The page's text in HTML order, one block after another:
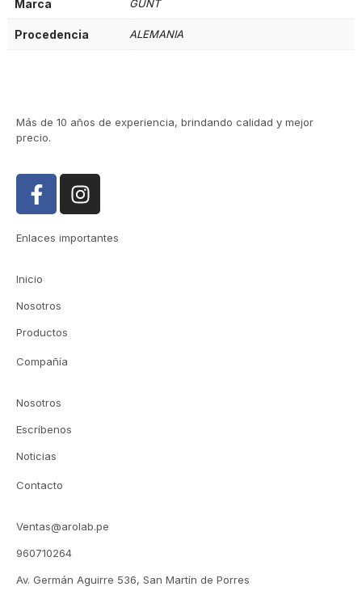
Marca GUNT
Procedencia ALEMANIA
Más de 10 años de experiencia, brindando calidad y mejor
precio.
Enlaces importantes
Inicio
Nosotros
Productos
Compañía
Nosotros
Escríbenos
Noticias
Contacto
Ventas@arolab.pe
960710264
Av. Germán Aguirre 536, San Martín de Porres